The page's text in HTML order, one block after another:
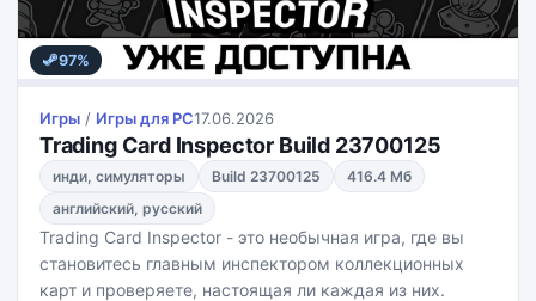
97%
Игры / Игры для PС17.06.2026
Trading Card Inspector Build 23700125
инди, симуляторы Build 23700125
416.4 Мб
английский, русский
Trading Card Inspector - это необычная игра, где вы
становитесь главным инспектором коллекционных
карт и проверяете, настоящая ли каждая из них.